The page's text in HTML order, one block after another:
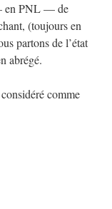
en PNL — de
(toujours en
partons de l’état
abrégé.
comme